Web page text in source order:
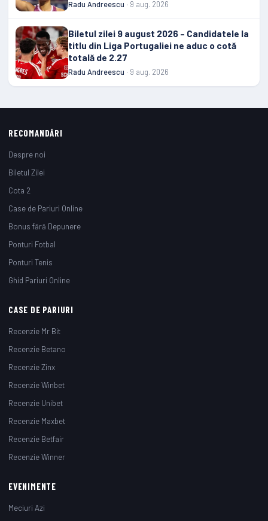
Radu Andreescu · 9 aug. 2026
Biletul zilei 9 august 2026 – Candidatele la
titlu din Liga Portugaliei ne aduc o cotă
totală de 2.27
Radu Andreescu · 9 aug. 2026
RECOMANDĂRI
Despre noi
Biletul Zilei
Cota 2
Case de Pariuri Online
Bonus fără Depunere
Ponturi Fotbal
Ponturi Tenis
Ghid Pariuri Online
CASE DE PARIURI
Recenzie Mr Bit
Recenzie Betano
Recenzie Zinx
Recenzie Winbet
Recenzie Unibet
Recenzie Maxbet
Recenzie Betfair
Recenzie Winner
EVENIMENTE
Meciuri Azi